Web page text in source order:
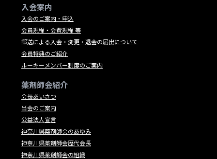
入会案内
入会のご案内・申込
会員規程・会費規程 等
郵送による入会・変更・退会の届出について
会員特典のご紹介
ルーキーメンバー制度のご案内
薬剤師会紹介
会長あいさつ
当会のご案内
公益法人宣言
神奈川県薬剤師会のあゆみ
神奈川県薬剤師会歴代会長
神奈川県薬剤師会の組織